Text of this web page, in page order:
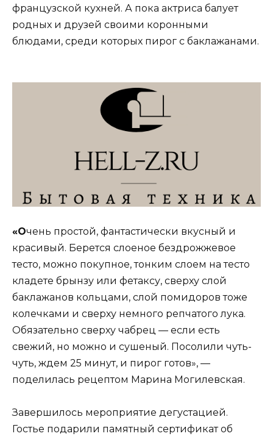
французской кухней. А пока актриса балует
родных и друзей своими коронными
блюдами, среди которых пирог с баклажанами.
«Очень простой, фантастически вкусный и
красивый. Берется слоеное бездрожжевое
тесто, можно покупное, тонким слоем на тесто
кладете брынзу или фетаксу, сверху слой
баклажанов кольцами, слой помидоров тоже
колечками и сверху немного репчатого лука.
Обязательно сверху чабрец — если есть
свежий, но можно и сушеный. Посолили чуть-
чуть, ждем 25 минут, и пирог готов», —
поделилась рецептом Марина Могилевская.
Завершилось мероприятие дегустацией.
Гостье подарили памятный сертификат об